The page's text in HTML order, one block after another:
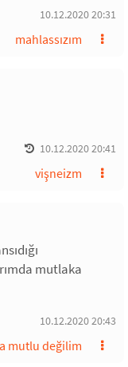
10.12.2020 20:31
mahlassızım
10.12.2020 20:41
vişneizm
mutlaka
10.12.2020 20:43
mutlu değilim